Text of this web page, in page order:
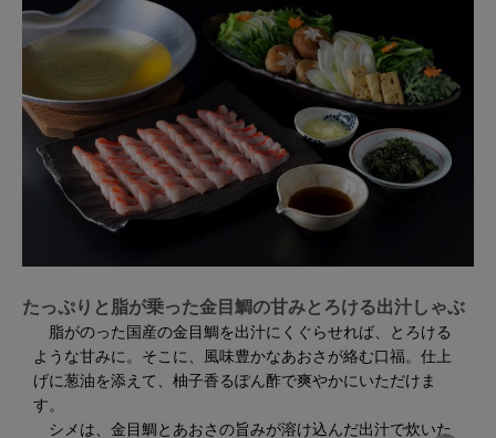
たっぷりと脂が乗った金目鯛の甘みとろける出汁しゃぶ
脂がのった国産の金目鯛を出汁にくぐらせれば、とろける
ような甘みに。そこに、風味豊かなあおさが絡む口福。仕上
げに葱油を添えて、柚子香るぽん酢で爽やかにいただけま
す。
シメは、金目鯛とあおさの旨みが溶け込んだ出汁で炊いた